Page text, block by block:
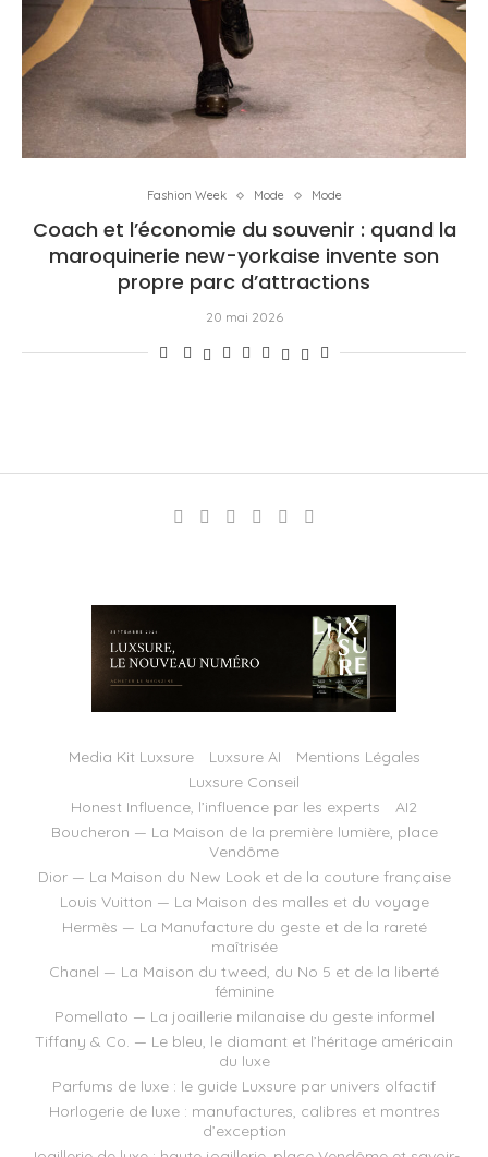
Fashion Week Mode Mode
Coach et l’économie du souvenir : quand la
maroquinerie new-yorkaise invente son
propre parc d’attractions
20 mai 2026
Media Kit Luxsure Luxsure AI
Mentions Légales
Luxsure Conseil
Honest Influence, l’influence par les experts
AI2
Boucheron — La Maison de la première lumière, place
Vendôme
Dior — La Maison du New Look et de la couture française
Louis Vuitton — La Maison des malles et du voyage
Hermès — La Manufacture du geste et de la rareté
maîtrisée
Chanel — La Maison du tweed, du No 5 et de la liberté
féminine
Pomellato — La joaillerie milanaise du geste informel
Tiffany & Co. — Le bleu, le diamant et l’héritage américain
du luxe
Parfums de luxe : le guide Luxsure par univers olfactif
Horlogerie de luxe : manufactures, calibres et montres
d’exception